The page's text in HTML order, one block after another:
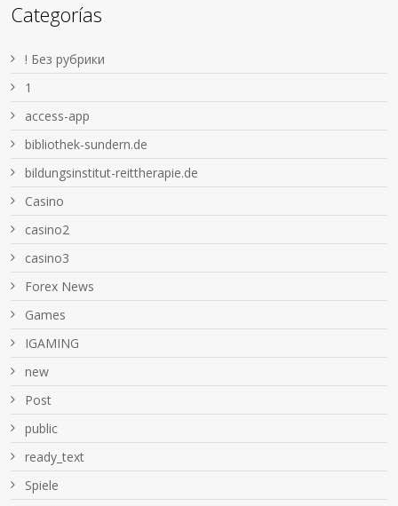
Categorías
! Без рубрики
1
access-app
bibliothek-sundern.de
bildungsinstitut-reittherapie.de
Casino
casino2
casino3
Forex News
Games
IGAMING
new
Post
public
ready_text
Spiele